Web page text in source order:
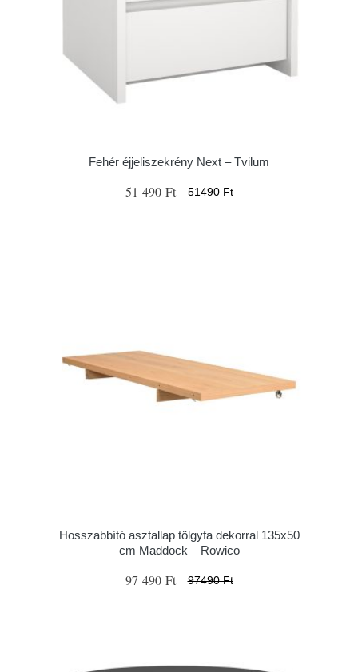
Fehér éjjeliszekrény Next – Tvilum
51 490 Ft 51490 Ft
Hosszabbító asztallap tölgyfa dekorral 135x50
cm Maddock – Rowico
97 490 Ft 97490 Ft